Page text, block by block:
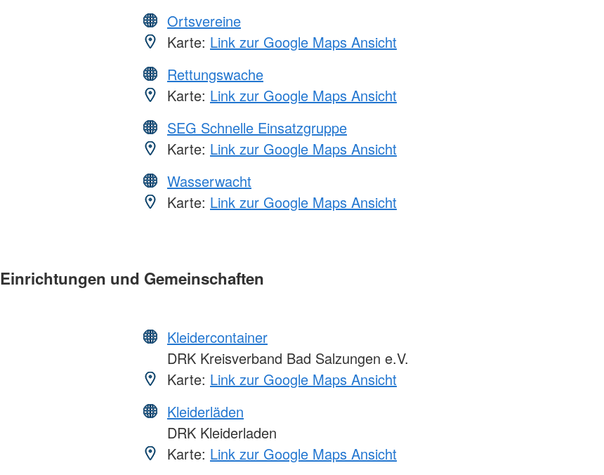
Ortsvereine
Karte: Link zur Google Maps Ansicht
Rettungswache
Karte: Link zur Google Maps Ansicht
SEG Schnelle Einsatzgruppe
Karte: Link zur Google Maps Ansicht
Wasserwacht
Karte: Link zur Google Maps Ansicht
Einrichtungen und Gemeinschaften
Kleidercontainer
DRK Kreisverband Bad Salzungen e.V.
Karte: Link zur Google Maps Ansicht
Kleiderläden
DRK Kleiderladen
Karte: Link zur Google Maps Ansicht